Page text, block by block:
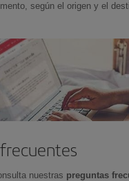
según el origen y el
nuestras preguntas